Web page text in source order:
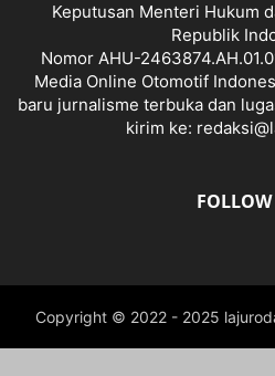
Keputusan Menteri Hukum
Republik
Nomor AHU-
Media Online Otomotif
baru jurnalisme terbuka dan
kirim ke:
FOLLOW
Copyright © 2022 - 2025